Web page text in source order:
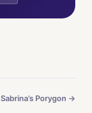
Sabrina’s Porygon →